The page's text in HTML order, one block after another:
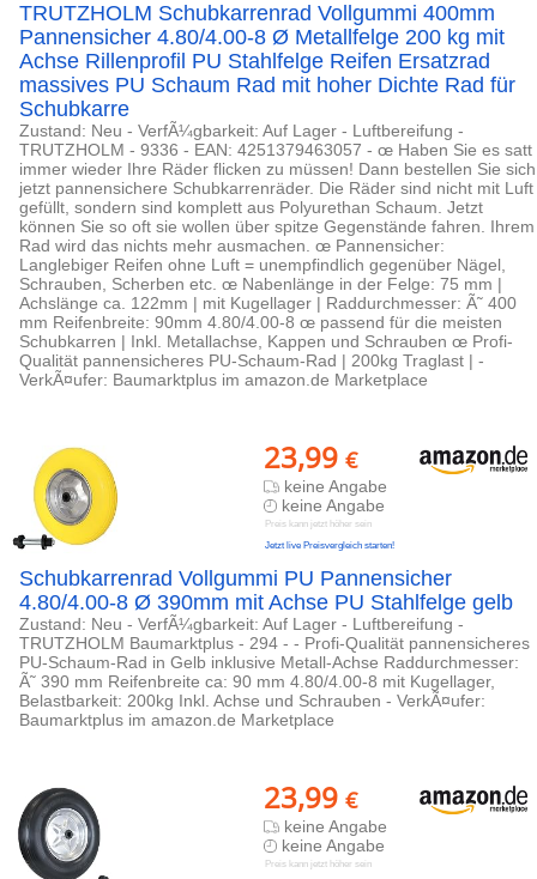
TRUTZHOLM Schubkarrenrad Vollgummi 400mm
Pannensicher 4.80/4.00-8 Ø Metallfelge 200 kg mit
Achse Rillenprofil PU Stahlfelge Reifen Ersatzrad
massives PU Schaum Rad mit hoher Dichte Rad für
Schubkarre
Zustand: Neu - VerfÃ¼gbarkeit: Auf Lager - Luftbereifung -
TRUTZHOLM - 9336 - EAN: 4251379463057 - œ Haben Sie es satt
immer wieder Ihre Räder flicken zu müssen! Dann bestellen Sie sich
jetzt pannensichere Schubkarrenräder. Die Räder sind nicht mit Luft
gefüllt, sondern sind komplett aus Polyurethan Schaum. Jetzt
können Sie so oft sie wollen über spitze Gegenstände fahren. Ihrem
Rad wird das nichts mehr ausmachen. œ Pannensicher:
Langlebiger Reifen ohne Luft = unempfindlich gegenüber Nägel,
Schrauben, Scherben etc. œ Nabenlänge in der Felge: 75 mm |
Achslänge ca. 122mm | mit Kugellager | Raddurchmesser: Ã˜ 400
mm Reifenbreite: 90mm 4.80/4.00-8 œ passend für die meisten
Schubkarren | Inkl. Metallachse, Kappen und Schrauben œ Profi-
Qualität pannensicheres PU-Schaum-Rad | 200kg Traglast | -
VerkÃ¤ufer: Baumarktplus im amazon.de Marketplace
23,99 €
keine Angabe
keine Angabe
Preis kann jetzt höher sein
Jetzt live Preisvergleich starten!
Schubkarrenrad Vollgummi PU Pannensicher
4.80/4.00-8 Ø 390mm mit Achse PU Stahlfelge gelb
Zustand: Neu - VerfÃ¼gbarkeit: Auf Lager - Luftbereifung -
TRUTZHOLM Baumarktplus - 294 - - Profi-Qualität pannensicheres
PU-Schaum-Rad in Gelb inklusive Metall-Achse Raddurchmesser:
Ã˜ 390 mm Reifenbreite ca: 90 mm 4.80/4.00-8 mit Kugellager,
Belastbarkeit: 200kg Inkl. Achse und Schrauben - VerkÃ¤ufer:
Baumarktplus im amazon.de Marketplace
23,99 €
keine Angabe
keine Angabe
Preis kann jetzt höher sein